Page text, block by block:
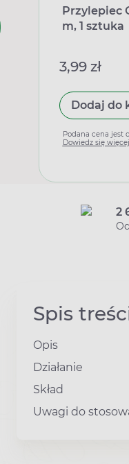
Przylepiec
m, 1 sztuka
3,99 zł
Dodaj do
Podana cena jest
Dowiedz się więcej
2
Spis
Opis
Działanie
Skład
Uwagi do